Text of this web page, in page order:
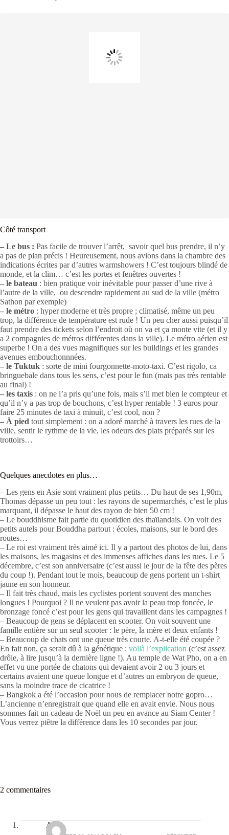
Côté transport
– Le bus : Pas facile de trouver l’arrêt, savoir quel bus prendre, il n’y
a pas de plan précis ! Heureusement, nous avions dans la chambre des
indications écrites par d’autres warmshowers ! C’est toujours blindé de
monde, et la clim… c’est les portes et fenêtres ouvertes !
– le bateau : bien pratique voir inévitable pour passer d’une rive à
l’autre de la ville, ou descendre rapidement au sud de la ville (métro
Sathon par exemple)
– le métro : hyper moderne et très propre ; climatisé, même un peu
trop, la différence de température est rude ! Un peu cher aussi puisqu’il
faut prendre des tickets selon l’endroit où on va et ça monte vite (et il y
a 2 compagnies de métros différentes dans la ville). Le métro aérien est
superbe ! On a des vues magnifiques sur les buildings et les grandes
avenues embouchonnnées.
– le Tuktuk : sorte de mini fourgonnette-moto-taxi. C’est rigolo, ca
bringuebale dans tous les sens, c’est pour le fun (mais pas très rentable
au final) !
– les taxis : on ne l’a pris qu’une fois, mais s’il met bien le compteur et
qu’il n’y a pas trop de bouchons, c’est hyper rentable ! 3 euros pour
faire 25 minutes de taxi à minuit, c’est cool, non ?
– À pied tout simplement : on a adoré marché à travers les rues de la
ville, sentir le rythme de la vie, les odeurs des plats préparés sur les
trottoirs…
Quelques anecdotes en plus…
– Les gens en Asie sont vraiment plus petits… Du haut de ses 1,90m,
Thomas dépasse un peu tout : les rayons de supermarchés, c’est le plus
marquant, il dépasse le haut des rayon de bien 50 cm !
– Le bouddhisme fait partie du quotidien des thaïlandais. On voit des
petits autels pour Bouddha partout : écoles, maisons, sur le bord des
routes…
– Le roi est vraiment très aimé ici. Il y a partout des photos de lui, dans
les maisons, les magasins et des immenses affiches dans les rues. Le 5
décembre, c’est son anniversaire (c’est aussi le jour de la fête des pères
du coup !). Pendant tout le mois, beaucoup de gens portent un t-shirt
jaune en son honneur.
– Il fait très chaud, mais les cyclistes portent souvent des manches
longues ! Pourquoi ? Il ne veulent pas avoir la peau trop foncée, le
bronzage foncé c’est pour les gens qui travaillent dans les campagnes !
– Beaucoup de gens se déplacent en scooter. On voit souvent une
famille entière sur un seul scooter : le père, la mère et deux enfants !
– Beaucoup de chats ont une queue très courte. A-t-elle été coupée ?
En fait non, ça serait dû à la génétique : voilà l’explication (c’est assez
drôle, à lire jusqu’à la dernière ligne !). Au temple de Wat Pho, on a en
effet vu une portée de chatons qui devaient avoir 2 ou 3 jours et
certains avaient une queue longue et d’autres un embryon de queue,
sans la moindre trace de cicatrice !
– Bangkok a été l’occasion pour nous de remplacer notre gopro…
L’ancienne n’enregistrait que quand elle en avait envie. Nous nous
sommes fait un cadeau de Noël un peu en avance au Siam Center !
Vous verrez ptêtre la différence dans les 10 secondes par jour.
2 commentaires
Alex